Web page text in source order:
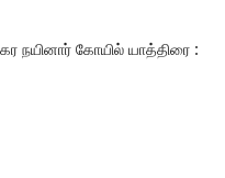
கோயில் யாத்திரை :